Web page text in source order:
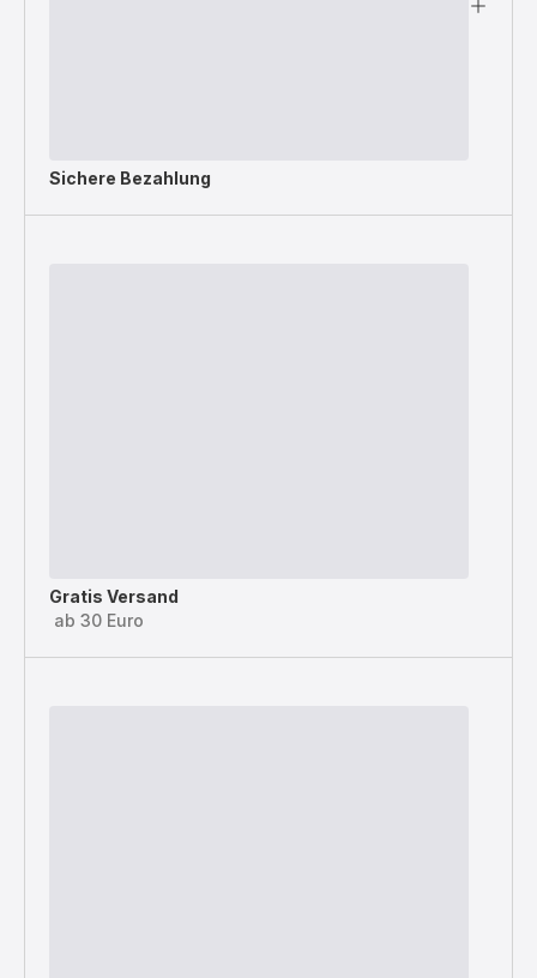
Sichere Bezahlung
Gratis Versand
ab 30 Euro